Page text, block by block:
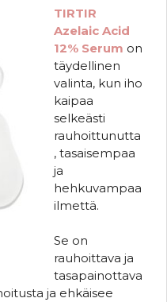
TIRTIR
Azelaic Acid
12% Serum on
täydellinen
valinta, kun iho
kaipaa
selkeästi
rauhoittunutta
, tasaisempaa
ja
hehkuvampaa
ilmettä.
Se on
rauhoittava ja
tasapainottava
ja ehkäisee